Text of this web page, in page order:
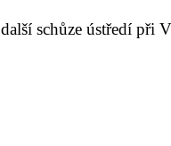
schůze ústředí při